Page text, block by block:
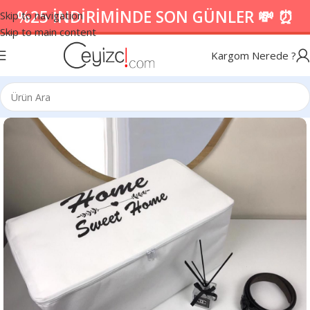
Skip to navigation
Skip to main content
%25 İNDİRİMİNDE SON GÜNLER 💸 ⏰
Kargom Nerede ?